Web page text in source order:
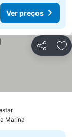
Ver preços
Partilhar
Ver preços
Marina